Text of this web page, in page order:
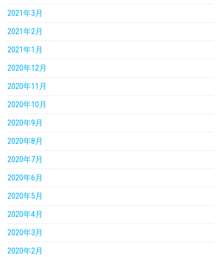
2021年3月
2021年2月
2021年1月
2020年12月
2020年11月
2020年10月
2020年9月
2020年8月
2020年7月
2020年6月
2020年5月
2020年4月
2020年3月
2020年2月